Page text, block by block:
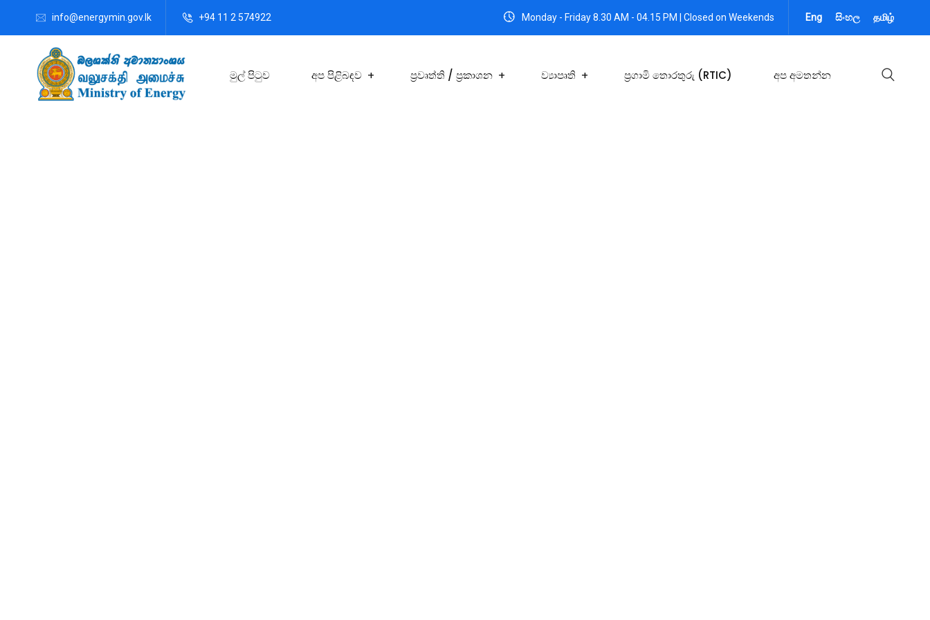
info@energymin.gov.lk +94 11 2 574922 Monday - Friday 8.30 AM - 04.15 PM | Closed on Weekends Eng සිංහල தமிழ்
මුල් පිටුව අප පිළිබඳව ප්‍රවෘත්ති / ප්‍රකාශන ව්‍යාපෘති ප්‍රගාමි තොරතුරු (RTIC) අප අමතන්න